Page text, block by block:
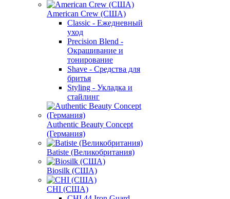
American Crew (США)
Classic - Ежедневный
уход
Precision Blend -
Окрашивание и
тонирование
Shave - Средства для
бритья
Styling - Укладка и
стайлинг
Authentic Beauty Concept
(Германия)
Batiste (Великобритания)
Biosilk (США)
CHI (США)